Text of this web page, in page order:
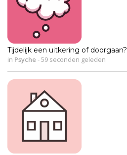
Tijdelijk een uitkering of doorgaan?
in Psyche -59 seconden geleden